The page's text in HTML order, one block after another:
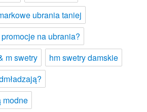
ubrania taniej
na ubrania?
m swetry
hm swetry damskie
modne